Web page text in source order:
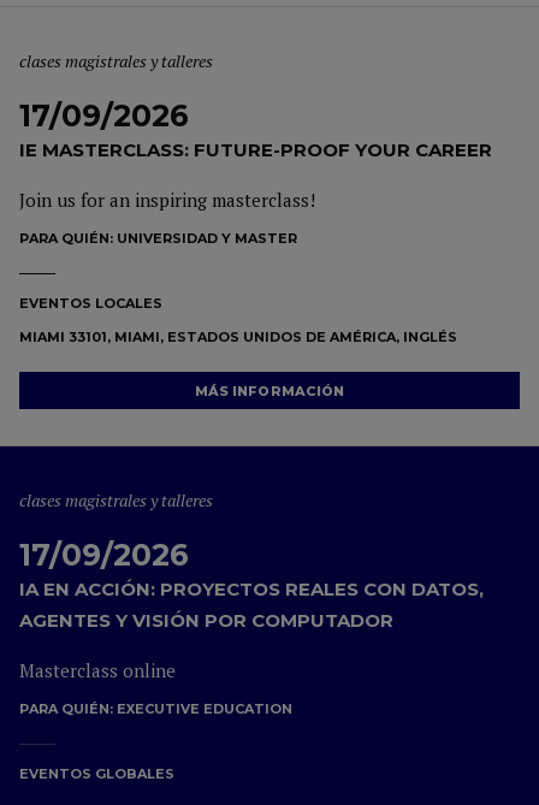
clases magistrales y talleres
17/09/2026
IE MASTERCLASS: FUTURE-PROOF YOUR CAREER
Join us for an inspiring masterclass!
PARA QUIÉN: UNIVERSIDAD Y MASTER
EVENTOS LOCALES
MIAMI 33101, MIAMI, ESTADOS UNIDOS DE AMÉRICA, INGLÉS
MÁS INFORMACIÓN
clases magistrales y talleres
17/09/2026
IA EN ACCIÓN: PROYECTOS REALES CON DATOS,
AGENTES Y VISIÓN POR COMPUTADOR
Masterclass online
PARA QUIÉN: EXECUTIVE EDUCATION
EVENTOS GLOBALES